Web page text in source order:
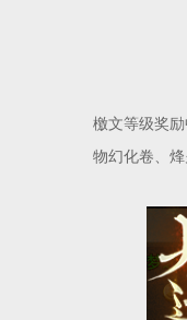
檄文等级奖
物幻化卷、